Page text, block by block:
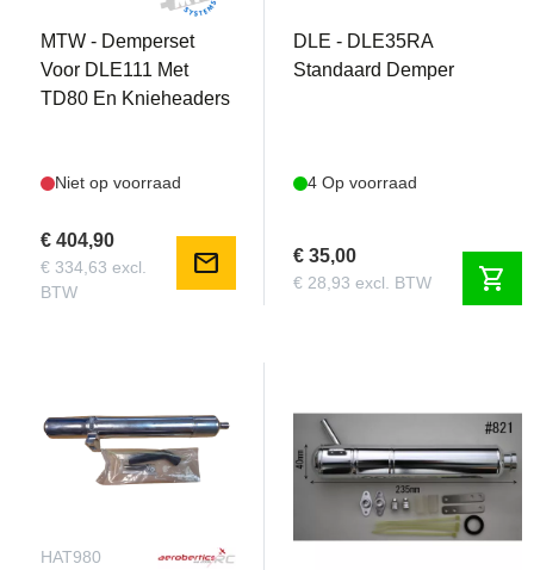
MTW - Demperset
Voor DLE111 Met
TD80 En Knieheaders
Niet op voorraad
€ 404,90
€ 334,63 excl.
BTW
mail
DLE - DLE35RA
Standaard Demper
4 Op voorraad
€ 35,00
€ 28,93 excl. BTW shopping_cart
HAT980